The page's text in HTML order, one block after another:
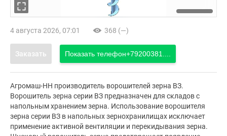
4 августа 2026, 07:01 368 (—)
Заказать Показать телефон+79200381....
Агромаш-НН производитель ворошителей зерна ВЗ.
Ворошитель зерна серии ВЗ предназначен для складов с
напольным хранением зерна. Использование ворошителя
зерна серии ВЗ в напольных зернохранилищах исключает
применение активной вентиляции и перекидывания зерна.